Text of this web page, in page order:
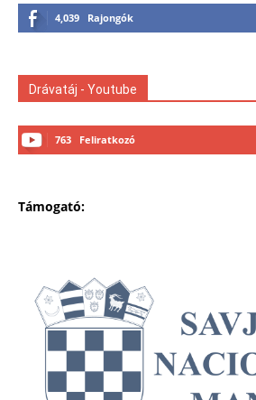
4,039 Rajongók
Drávatáj - Youtube
763 Feliratkozó
Támogató: